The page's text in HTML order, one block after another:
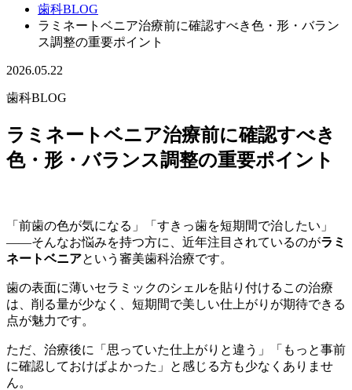
歯科BLOG
ラミネートベニア治療前に確認すべき色・形・バラン
ス調整の重要ポイント
2026.05.22
歯科BLOG
ラミネートベニア治療前に確認すべき
色・形・バランス調整の重要ポイント
「前歯の色が気になる」「すきっ歯を短期間で治したい」
——そんなお悩みを持つ方に、近年注目されているのがラミ
ネートベニアという審美歯科治療です。
歯の表面に薄いセラミックのシェルを貼り付けるこの治療
は、削る量が少なく、短期間で美しい仕上がりが期待できる
点が魅力です。
ただ、治療後に「思っていた仕上がりと違う」「もっと事前
に確認しておけばよかった」と感じる方も少なくありませ
ん。